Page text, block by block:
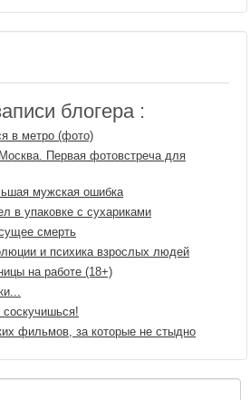
блогера :
в метро (фото)
Первая фотовстреча для
мужская ошибка
в упаковке с сухариками
смерть
и психика взрослых людей
на работе (18+)
соскучишься!
фильмов, за которые не стыдно